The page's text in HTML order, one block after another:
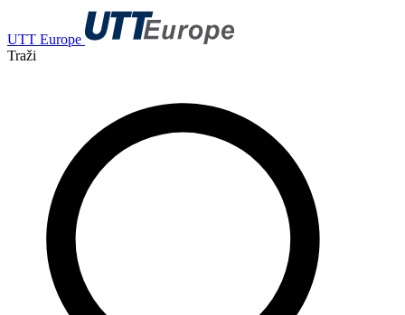
UTT Europe
Traži